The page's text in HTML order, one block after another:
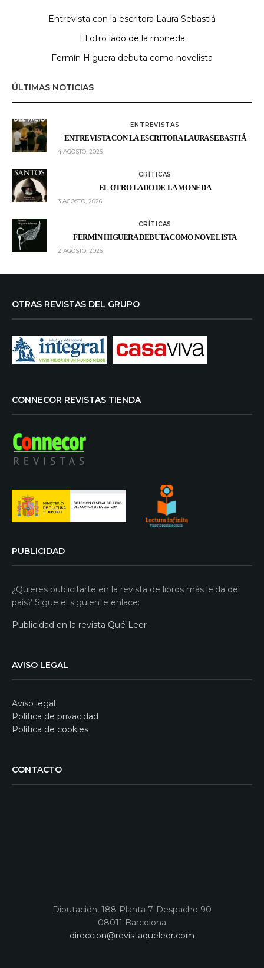
Entrevista con la escritora Laura Sebastiá
El otro lado de la moneda
Fermín Higuera debuta como novelista
ÚLTIMAS NOTICIAS
ENTREVISTAS
ENTREVISTA CON LA ESCRITORA LAURA SEBASTIÁ
4 AGOSTO, 2026
CRÍTICAS
EL OTRO LADO DE LA MONEDA
3 AGOSTO, 2026
CRÍTICAS
FERMÍN HIGUERA DEBUTA COMO NOVELISTA
2 AGOSTO, 2026
OTRAS REVISTAS DEL GRUPO
CONNECOR REVISTAS TIENDA
PUBLICIDAD
¿Quieres publicitarte en la revista de libros más leída del
país? Sigue el siguiente enlace:
Publicidad en la revista Qué Leer
AVISO LEGAL
Aviso legal
Política de privacidad
Política de cookies
CONTACTO
Diputación, 188 Planta 7 Despacho 90
08011 Barcelona
direccion@revistaqueleer.com